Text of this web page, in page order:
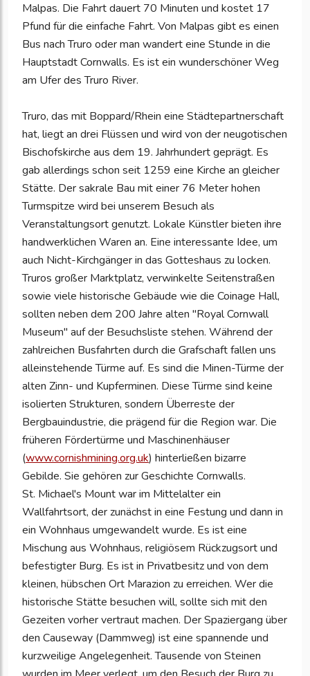
Malpas. Die Fahrt dauert 70 Minuten und kostet 17
Pfund für die einfache Fahrt. Von Malpas gibt es einen
Bus nach Truro oder man wandert eine Stunde in die
Hauptstadt Cornwalls. Es ist ein wunderschöner Weg
am Ufer des Truro River.
Truro, das mit Boppard/Rhein eine Städtepartnerschaft
hat, liegt an drei Flüssen und wird von der neugotischen
Bischofskirche aus dem 19. Jahrhundert geprägt. Es
gab allerdings schon seit 1259 eine Kirche an gleicher
Stätte. Der sakrale Bau mit einer 76 Meter hohen
Turmspitze wird bei unserem Besuch als
Veranstaltungsort genutzt. Lokale Künstler bieten ihre
handwerklichen Waren an. Eine interessante Idee, um
auch Nicht-Kirchgänger in das Gotteshaus zu locken.
Truros großer Marktplatz, verwinkelte Seitenstraßen
sowie viele historische Gebäude wie die Coinage Hall,
sollten neben dem 200 Jahre alten "Royal Cornwall
Museum" auf der Besuchsliste stehen. Während der
zahlreichen Busfahrten durch die Grafschaft fallen uns
alleinstehende Türme auf. Es sind die Minen-Türme der
alten Zinn- und Kupferminen. Diese Türme sind keine
isolierten Strukturen, sondern Überreste der
Bergbauindustrie, die prägend für die Region war. Die
früheren Fördertürme und Maschinenhäuser
(www.cornishmining.org.uk) hinterließen bizarre
Gebilde. Sie gehören zur Geschichte Cornwalls.
St. Michael's Mount war im Mittelalter ein
Wallfahrtsort, der zunächst in eine Festung und dann in
ein Wohnhaus umgewandelt wurde. Es ist eine
Mischung aus Wohnhaus, religiösem Rückzugsort und
befestigter Burg. Es ist in Privatbesitz und von dem
kleinen, hübschen Ort Marazion zu erreichen. Wer die
historische Stätte besuchen will, sollte sich mit den
Gezeiten vorher vertraut machen. Der Spaziergang über
den Causeway (Dammweg) ist eine spannende und
kurzweilige Angelegenheit. Tausende von Steinen